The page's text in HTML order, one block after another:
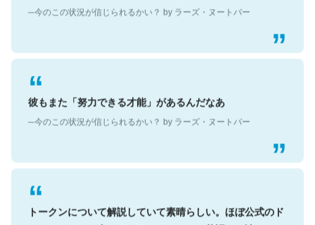
─今のこの状況が信じられるかい？ by ラーズ・ヌートバー
彼もまた「努力できる才能」があるんだなあ
─今のこの状況が信じられるかい？ by ラーズ・ヌートバー
トークンについて解説していて素晴らしい。ほぼ公式のド